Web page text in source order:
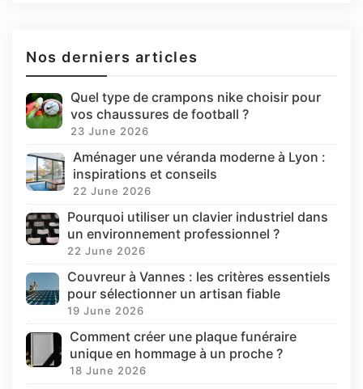
Nos derniers articles
Quel type de crampons nike choisir pour
vos chaussures de football ?
23 June 2026
Aménager une véranda moderne à Lyon :
inspirations et conseils
22 June 2026
Pourquoi utiliser un clavier industriel dans
un environnement professionnel ?
22 June 2026
Couvreur à Vannes : les critères essentiels
pour sélectionner un artisan fiable
19 June 2026
Comment créer une plaque funéraire
unique en hommage à un proche ?
18 June 2026